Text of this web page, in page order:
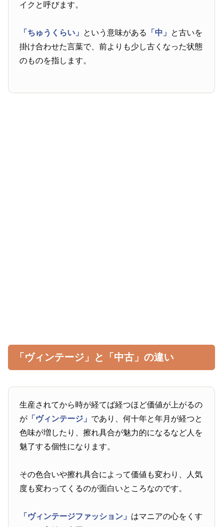
イクと呼びます。
「ちゅうくらい」 という意味がある 「中」 と古いを
掛け合わせた言葉で、前よりも少し古くなった状態
のものを指します。
「ヴィンテージ」と「中古」の違い
生産されてから時が経てば経つほど価値が上がるの
が 「ヴィンテージ」 であり、何十年と年月が経つと
色味が増したり、擦れ具合が魅力的になるなど人を
魅了する個性になります。
その色合いや擦れ具合によって価値も変わり、人気
度も変わってくるのが面白いところなのです。
「ヴィンテージファッション」 はマニアの心をくす